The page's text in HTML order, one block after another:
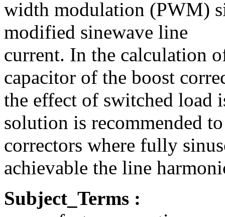
width modulation (PWM)
modified sinewave line
current. In the calculation
capacitor of the boost
the effect of switched load
solution is recommended
correctors where fully
achievable the line
Subject_Terms :